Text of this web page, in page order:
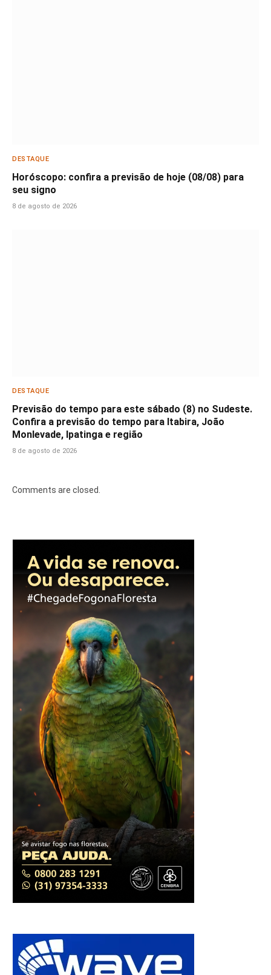
DESTAQUE
Horóscopo: confira a previsão de hoje (08/08) para
seu signo
8 de agosto de 2026
DESTAQUE
Previsão do tempo para este sábado (8) no Sudeste.
Confira a previsão do tempo para Itabira, João
Monlevade, Ipatinga e região
8 de agosto de 2026
Comments are closed.